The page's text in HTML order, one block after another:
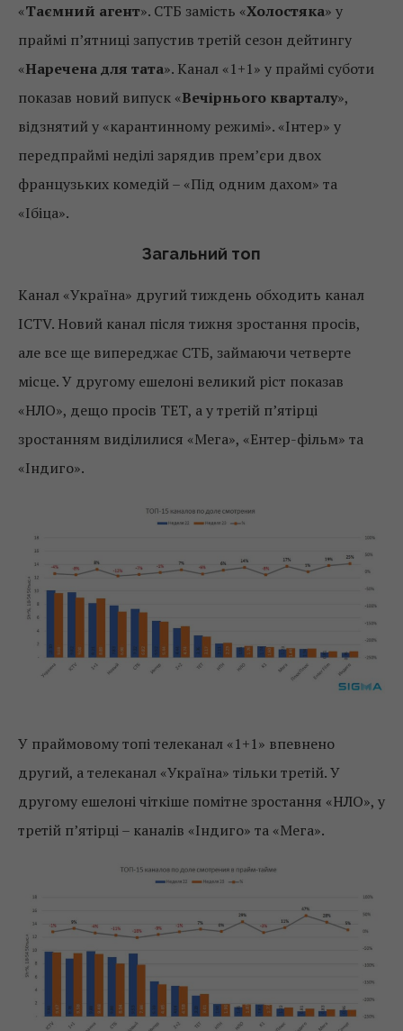
«Таємний агент». СТБ замість «Холостяка» у
праймі п’ятниці запустив третій сезон дейтингу
«Наречена для тата». Канал «1+1» у праймі суботи
показав новий випуск «Вечірнього кварталу»,
відзнятий у «карантинному режимі». «Інтер» у
передпраймі неділі зарядив прем’єри двох
французьких комедій – «Під одним дахом» та
«Ібіца».
Загальний топ
Канал «Україна» другий тиждень обходить канал
ICTV. Новий канал після тижня зростання просів,
але все ще випереджає СТБ, займаючи четверте
місце. У другому ешелоні великий ріст показав
«НЛО», дещо просів ТЕТ, а у третій п’ятірці
зростанням виділилися «Мега», «Ентер-фільм» та
«Індиго».
У праймовому топі телеканал «1+1» впевнено
другий, а телеканал «Україна» тільки третій. У
другому ешелоні чіткіше помітне зростання «НЛО», у
третій п’ятірці – каналів «Індиго» та «Мега».